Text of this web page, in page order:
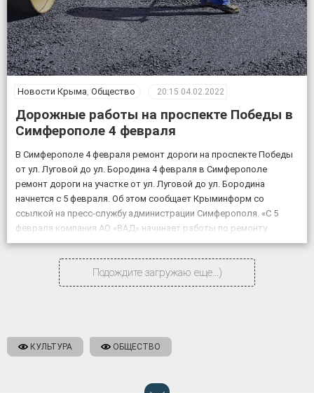
Новости Крыма, Общество 20:15 04.02.2022
Дорожные работы на проспекте Победы в
Симферополе 4 февраля
В Симферополе 4 февраля ремонт дороги на проспекте Победы
от ул. Луговой до ул. Бородина 4 февраля в Симферополе
ремонт дороги на участке от ул. Луговой до ул. Бородина
начнется с 5 февраля. Об этом сообщает Крыминформ со
ссылкой на пресс-службу администрации Симферополя. «С 5
февраля компания АО «ВАД» начинает работы по ремонту
объекта «Дублирующий […]
Подождите загружаю еще...)
КУЛЬТУРА ОБЩЕСТВО